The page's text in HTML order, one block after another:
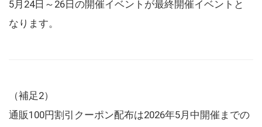
5月24日～26日の開催イベントが最終開催イベントと
なります。
（補足2）
通販100円割引クーポン配布は2026年5月中開催までの